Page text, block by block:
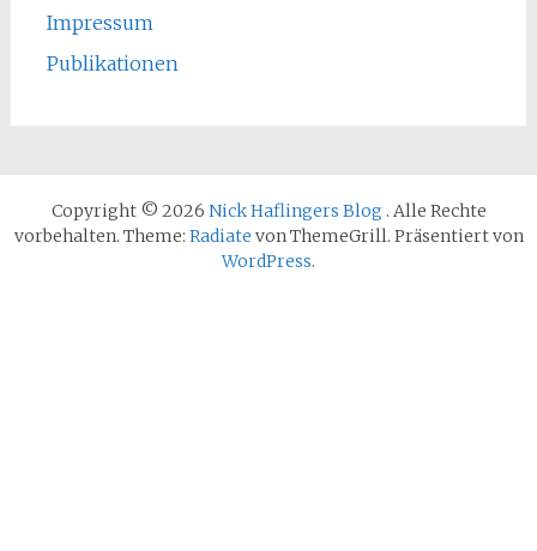
Impressum
Publikationen
Copyright © 2026 Nick Haflingers Blog . Alle Rechte
vorbehalten. Theme: Radiate von ThemeGrill. Präsentiert von
WordPress.